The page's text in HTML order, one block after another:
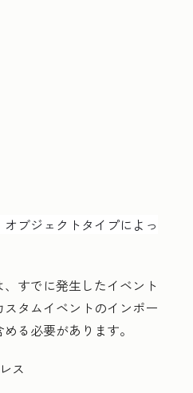
ブジェクトタイプによっ
すでに発生したイベント
スタムイベントのインポー
る必要があります。
ス